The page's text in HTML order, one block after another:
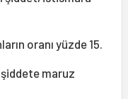
oranı yüzde 15.
maruz